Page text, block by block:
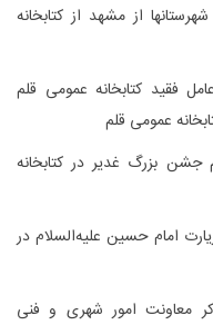
خراسان رضوی به همراه مدیران اوقاف و شهرستان‎ها از مشهد از کتابخانه
مدیرعامل فقید کتابخانه عمومی قلم
1398/06/28: مراسم جشن بزرگ غدیر در کتابخانه
و زیارت امام حسین علیه‌السلام در
ذاکر معاونت امور شهری و فنی